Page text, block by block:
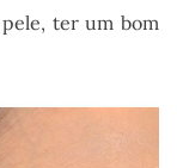
ter um bom